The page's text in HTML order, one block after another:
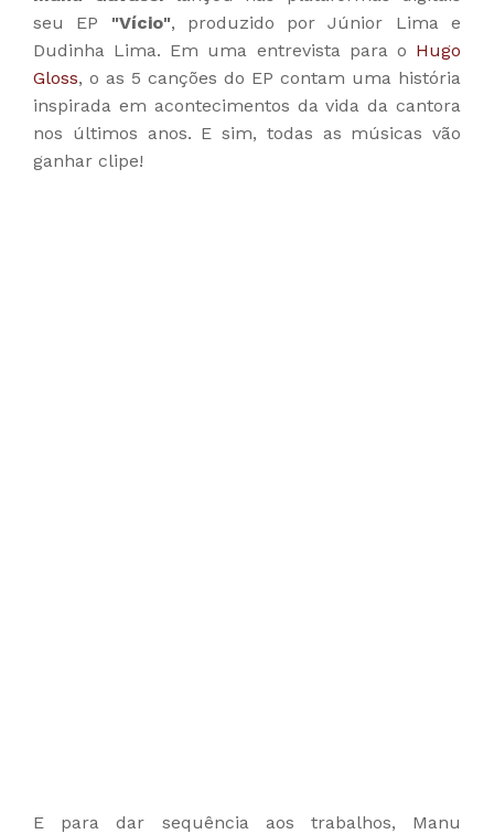
seu EP "Vício", produzido por Júnior Lima e
Dudinha Lima. Em uma entrevista para o Hugo
Gloss, o as 5 canções do EP contam uma história
inspirada em acontecimentos da vida da cantora
nos últimos anos. E sim, todas as músicas vão
ganhar clipe!
E para dar sequência aos trabalhos, Manu